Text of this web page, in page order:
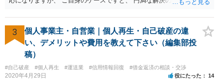
けではありません）。 何某かの主張をされた場合、あらためて弁護士
に相談されるという形でよいかと思います。
3
個人事業主・自営業｜個人再生・自己破産の違
い、デメリットや費用を教えて下さい（編集部投
稿）
#自己破産 #個人再生 #運送業 #信用情報回復 #借金返済の相談・交渉
2020年4月29日 役にたった 14